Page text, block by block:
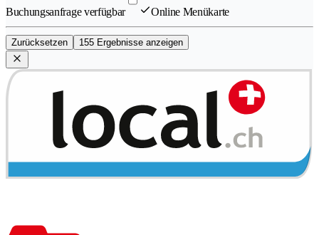
Buchungsanfrage verfügbar Online Menükarte
Zurücksetzen 155 Ergebnisse anzeigen